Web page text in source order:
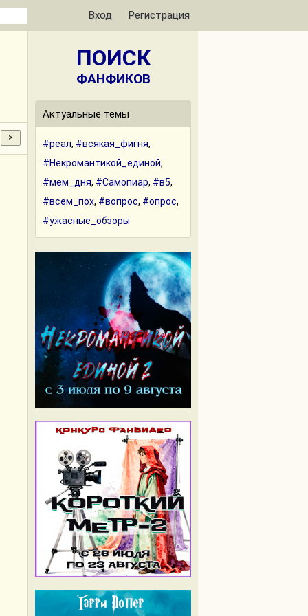
Вход Регистрация
ПОИСК
ФАНФИКОВ
Актуальные темы
#реал, #всякая_фигня,
#Некромантикой_единой,
#мем_дня, #Самопиар, #в5,
#всем_пох, #вопрос, #опрос,
#ужасные_обзоры